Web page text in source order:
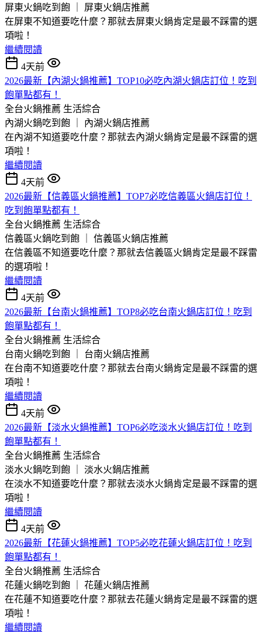
屏東火鍋吃到飽 ｜ 屏東火鍋店推薦
在屏東不知道要吃什麼？那就去屏東火鍋肯定是最不踩雷的選
項啦！
繼續閱讀
4天前
2026最新【內湖火鍋推薦】TOP10必吃內湖火鍋店訂位！吃到
飽單點都有！
全台火鍋推薦 生活綜合
內湖火鍋吃到飽 ｜ 內湖火鍋店推薦
在內湖不知道要吃什麼？那就去內湖火鍋肯定是最不踩雷的選
項啦！
繼續閱讀
4天前
2026最新【信義區火鍋推薦】TOP7必吃信義區火鍋店訂位！
吃到飽單點都有！
全台火鍋推薦 生活綜合
信義區火鍋吃到飽 ｜ 信義區火鍋店推薦
在信義區不知道要吃什麼？那就去信義區火鍋肯定是最不踩雷
的選項啦！
繼續閱讀
4天前
2026最新【台南火鍋推薦】TOP8必吃台南火鍋店訂位！吃到
飽單點都有！
全台火鍋推薦 生活綜合
台南火鍋吃到飽 ｜ 台南火鍋店推薦
在台南不知道要吃什麼？那就去台南火鍋肯定是最不踩雷的選
項啦！
繼續閱讀
4天前
2026最新【淡水火鍋推薦】TOP6必吃淡水火鍋店訂位！吃到
飽單點都有！
全台火鍋推薦 生活綜合
淡水火鍋吃到飽 ｜ 淡水火鍋店推薦
在淡水不知道要吃什麼？那就去淡水火鍋肯定是最不踩雷的選
項啦！
繼續閱讀
4天前
2026最新【花蓮火鍋推薦】TOP5必吃花蓮火鍋店訂位！吃到
飽單點都有！
全台火鍋推薦 生活綜合
花蓮火鍋吃到飽 ｜ 花蓮火鍋店推薦
在花蓮不知道要吃什麼？那就去花蓮火鍋肯定是最不踩雷的選
項啦！
繼續閱讀